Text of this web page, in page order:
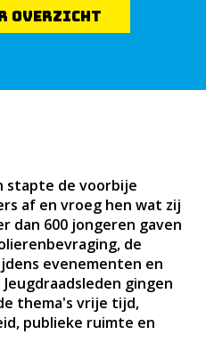
overzicht
stapte de voorbije
af en vroeg hen wat zij
dan 600 jongeren gaven
de
evenementen en
gingen
thema's vrije tijd,
publieke ruimte en